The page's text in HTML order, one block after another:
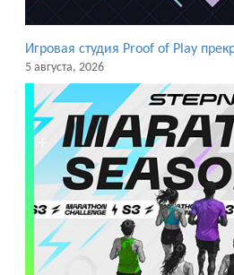
Игровая студия Proof of Play
5 августа, 2026